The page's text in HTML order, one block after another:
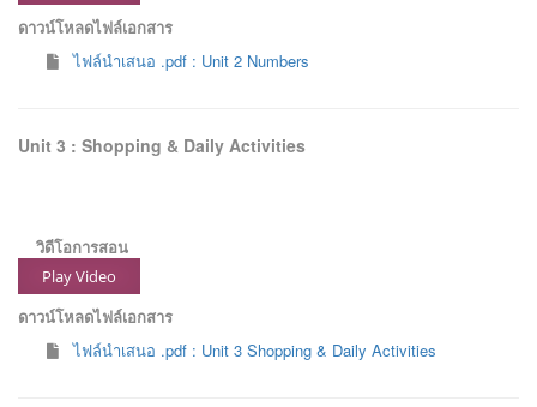
ดาวน์โหลดไฟล์เอกสาร
ไฟล์นำเสนอ .pdf : Unit 2 Numbers
Unit 3 : Shopping & Daily Activities
วิดีโอการสอน
Play Video
ดาวน์โหลดไฟล์เอกสาร
ไฟล์นำเสนอ .pdf : Unit 3 Shopping & Daily Activities